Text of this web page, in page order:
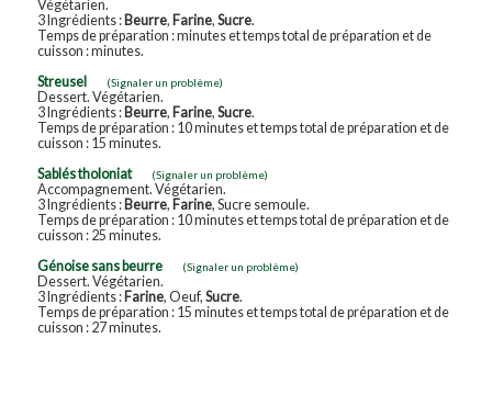
Végétarien.
3 Ingrédients : Beurre, Farine, Sucre.
Temps de préparation : minutes et temps total de préparation et de
cuisson : minutes.
Streusel
(Signaler un problème)
Dessert. Végétarien.
3 Ingrédients : Beurre, Farine, Sucre.
Temps de préparation : 10 minutes et temps total de préparation et de
cuisson : 15 minutes.
Sablés tholoniat
(Signaler un problème)
Accompagnement. Végétarien.
3 Ingrédients : Beurre, Farine, Sucre semoule.
Temps de préparation : 10 minutes et temps total de préparation et de
cuisson : 25 minutes.
Génoise sans beurre
(Signaler un problème)
Dessert. Végétarien.
3 Ingrédients : Farine, Oeuf, Sucre.
Temps de préparation : 15 minutes et temps total de préparation et de
cuisson : 27 minutes.